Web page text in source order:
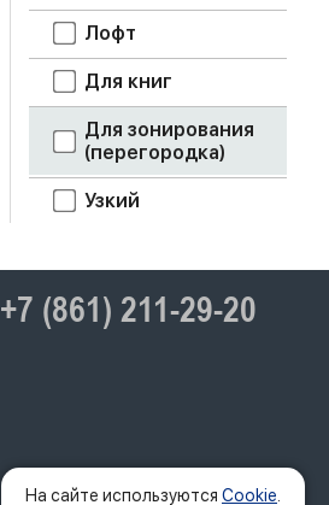
Лофт
Для книг
Для зонирования
(перегородка)
Узкий
+7 (861) 211-29-20
На сайте используются Cookie